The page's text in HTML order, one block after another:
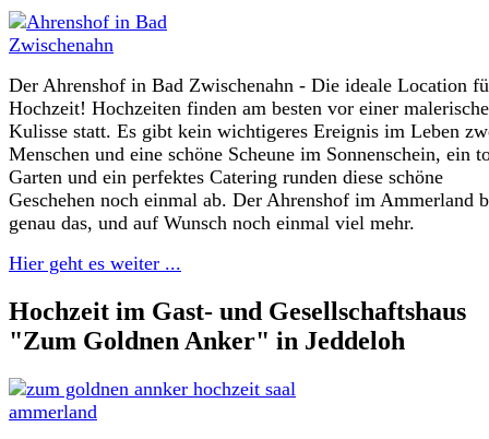
Der Ahrenshof in Bad Zwischenahn - Die ideale Location
Hochzeit! Hochzeiten finden am besten vor einer
Kulisse statt. Es gibt kein wichtigeres Ereignis im Leben
Menschen und eine schöne Scheune im Sonnenschein, ein
Garten und ein perfektes Catering runden diese schöne
Geschehen noch einmal ab. Der Ahrenshof im Ammerland
genau das, und auf Wunsch noch einmal viel mehr.
Hier geht es weiter ...
Hochzeit im Gast- und Gesellschaftshaus
"Zum Goldnen Anker" in Jeddeloh